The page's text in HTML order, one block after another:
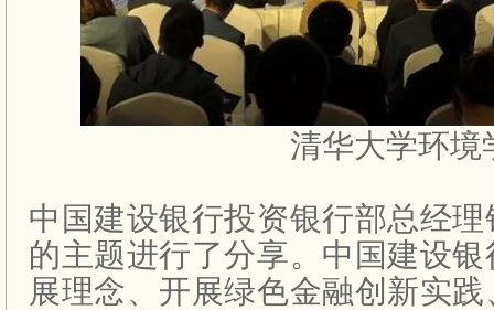
清华大学环境
中国建设银行投资银行部总经
的主题进行了分享。中国建设
展理念、开展绿色金融创新实